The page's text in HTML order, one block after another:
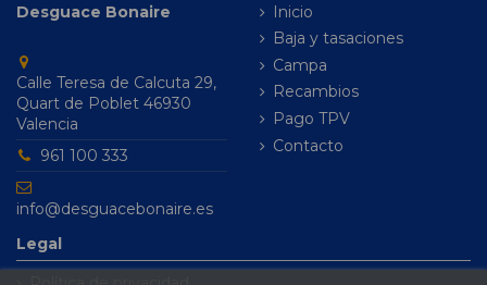
Desguace Bonaire
Calle Teresa de Calcuta 29,
Quart de Poblet 46930
Valencia
961 100 333
info@desguacebonaire.es
Inicio
Baja y tasaciones
Campa
Recambios
Pago TPV
Contacto
Legal